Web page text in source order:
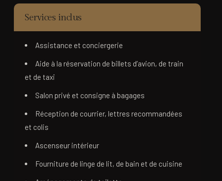
Services inclus
Assistance et conciergerie
Aide à la réservation de billets d’avion, de train
et de taxi
Salon privé et consigne à bagages
Réception de courrier, lettres recommandées
et colis
Ascenseur intérieur
Fourniture de linge de lit, de bain et de cuisine